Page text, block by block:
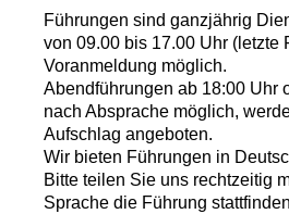
Führungen sind ganzjährig
von 09.00 bis 17.00 Uhr (letzte
Voranmeldung möglich.
Abendführungen ab 18:00 Uhr
nach Absprache möglich,
Aufschlag angeboten.
Wir bieten Führungen in
Bitte teilen Sie uns rechtzeitig
Sprache die Führung